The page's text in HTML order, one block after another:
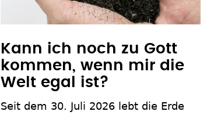
Kann ich noch zu Gott
kommen, wenn mir die
Welt egal ist?
Seit dem 30. Juli 2026 lebt die Erde